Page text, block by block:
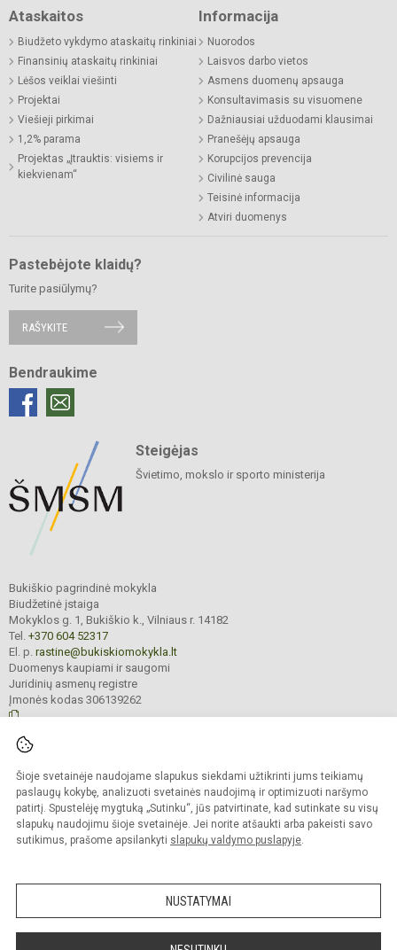
Šioje svetainėje naudojame slapukus siekdami užtikrinti jums teikiamų
paslaugų kokybę, analizuoti svetainės naudojimą ir optimizuoti naršymo
patirtį. Spustelėję mygtuką „Sutinku“, jūs patvirtinate, kad sutinkate su visų
slapukų naudojimu šioje svetainėje. Jei norite atšaukti arba pakeisti savo
sutikimus, prašome apsilankyti slapukų valdymo puslapyje.
NUSTATYMAI
Ataskaitos
Biudžeto vykdymo ataskaitų rinkiniai
Finansinių ataskaitų rinkiniai
Lėšos veiklai viešinti
Projektai
Viešieji pirkimai
1,2% parama
Projektas „Įtrauktis: visiems ir
kiekvienam“
Informacija
Nuorodos
Laisvos darbo vietos
Asmens duomenų apsauga
Konsultavimasis su visuomene
Dažniausiai užduodami klausimai
Pranešėjų apsauga
Korupcijos prevencija
Civilinė sauga
Teisinė informacija
Atviri duomenys
Pastebėjote klaidų?
Turite pasiūlymų?
RAŠYKITE
Bendraukime
Steigėjas
Švietimo, mokslo ir sporto ministerija
Bukiškio pagrindinė mokykla
Biudžetinė įstaiga
Mokyklos g. 1, Bukiškio k., Vilniaus r. 14182
Tel. +370 604 52317
El. p. rastine@bukiskiomokykla.lt
Duomenys kaupiami ir saugomi
Juridinių asmenų registre
Įmonės kodas 306139262
Kopijuoti turinį be raštiško Bukiškio pagrindinės mokyklos administracijos
sutikimo griežtai draudžiama.
Prieinamumo paraiška Slapukų valdymas
Sumanus būdas atnaujinti